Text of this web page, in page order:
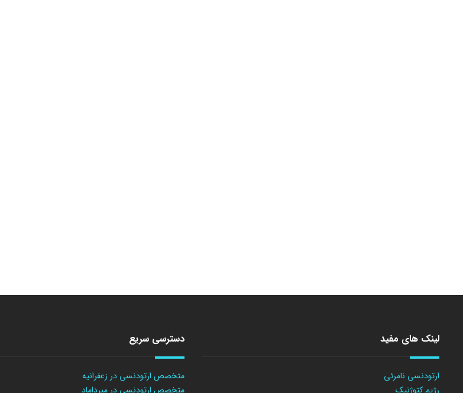
لینک های مفید
ارتودنسی نامرئی
رژیم کتوژنیک
دسترسی سریع
متخصص ارتودنسی در زعفرانیه
متخصص ارتودنسی در میرداماد